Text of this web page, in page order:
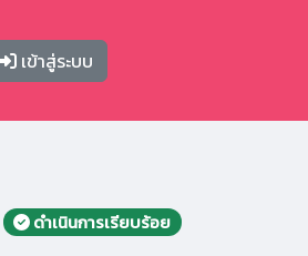
เข้าสู่ระบบ
ดำเนินการเรียบร้อย